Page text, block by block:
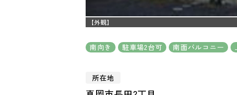
【外観】
南向き 駐車場2台可 南面バルコニー
所在地